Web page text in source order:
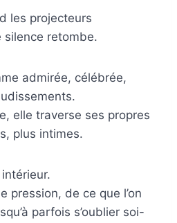
les projecteurs
silence retombe.
admirée, célébrée,
elle traverse ses propres
plus intimes.
pression, de ce que l’on
parfois s’oublier soi-